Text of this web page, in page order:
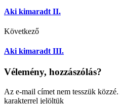
Aki kimaradt II.
Következő
Aki kimaradt III.
Vélemény, hozzászólás?
Az e-mail címet nem tesszük közzé.
karakterrel jelöltük